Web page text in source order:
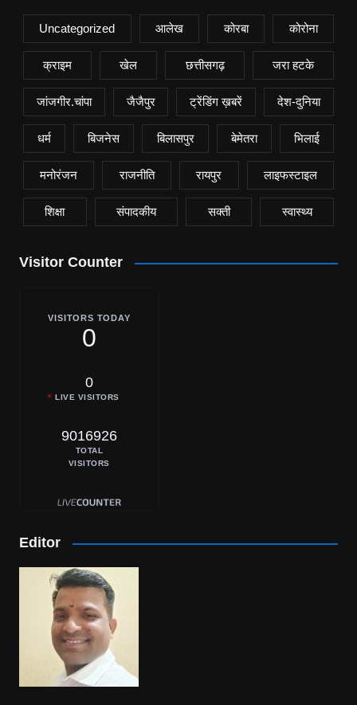
Uncategorized आलेख कोरबा कोरोना
क्राइम खेल छत्तीसगढ़ जरा हटके
जांजगीर.चांपा जैजैपुर ट्रेंडिंग ख़बरें देश-दुनिया
धर्म बिजनेस बिलासपुर बेमेतरा भिलाई
मनोरंजन राजनीति रायपुर लाइफस्टाइल
शिक्षा संपादकीय सक्ती स्वास्थ्य
Visitor Counter
VISITORS TODAY
0
0
LIVE VISITORS
9016926
TOTAL
VISITORS
Editor